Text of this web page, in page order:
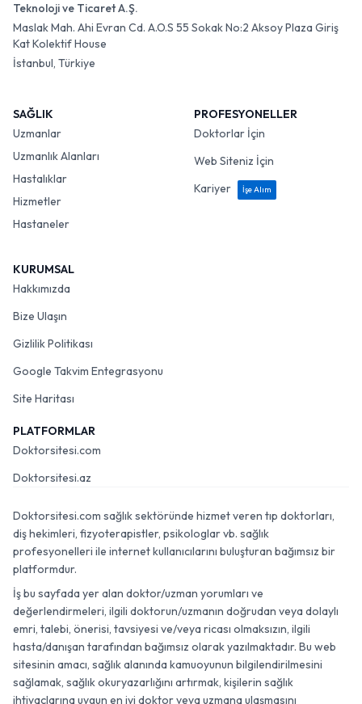
Teknoloji ve Ticaret A.Ş.
Maslak Mah. Ahi Evran Cd. A.O.S 55 Sokak No:2 Aksoy Plaza Giriş
Kat Kolektif House
İstanbul, Türkiye
SAĞLIK
Uzmanlar
Uzmanlık Alanları
Hastalıklar
Hizmetler
Hastaneler
PROFESYONELLER
Doktorlar İçin
Web Siteniz İçin
Kariyer
İşe Alım
KURUMSAL
Hakkımızda
Bize Ulaşın
Gizlilik Politikası
Google Takvim Entegrasyonu
Site Haritası
PLATFORMLAR
Doktorsitesi.com
Doktorsitesi.az
Doktorsitesi.com sağlık sektöründe hizmet veren tıp doktorları,
diş hekimleri, fizyoterapistler, psikologlar vb. sağlık
profesyonelleri ile internet kullanıcılarını buluşturan bağımsız bir
platformdur.
İş bu sayfada yer alan doktor/uzman yorumları ve
değerlendirmeleri, ilgili doktorun/uzmanın doğrudan veya dolaylı
emri, talebi, önerisi, tavsiyesi ve/veya ricası olmaksızın, ilgili
hasta/danışan tarafından bağımsız olarak yazılmaktadır. Bu web
sitesinin amacı, sağlık alanında kamuoyunun bilgilendirilmesini
sağlamak, sağlık okuryazarlığını artırmak, kişilerin sağlık
ihtiyaçlarına uygun en iyi doktor veya uzmana ulaşmasını